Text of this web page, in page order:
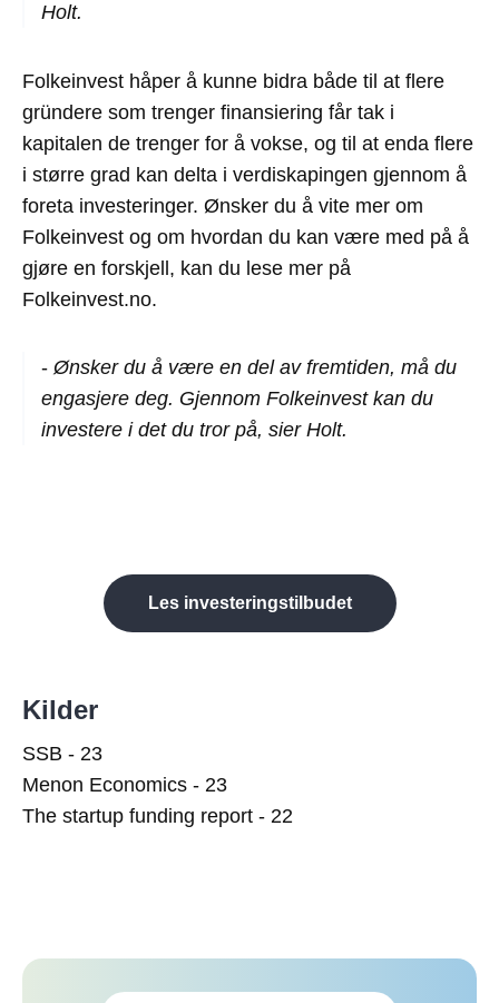
Holt.
Folkeinvest håper å kunne bidra både til at flere
gründere som trenger finansiering får tak i
kapitalen de trenger for å vokse, og til at enda flere
i større grad kan delta i verdiskapingen gjennom å
foreta investeringer. Ønsker du å vite mer om
Folkeinvest og om hvordan du kan være med på å
gjøre en forskjell, kan du lese mer på
Folkeinvest.no.
- Ønsker du å være en del av fremtiden, må du
engasjere deg. Gjennom Folkeinvest kan du
investere i det du tror på, sier Holt.
Les investeringstilbudet
Kilder
SSB - 23
Menon Economics - 23
The startup funding report - 22